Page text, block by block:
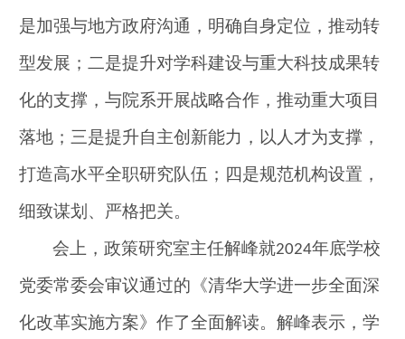
是加强与地方政府沟通，明确自身定位，推动转
型发展；二是提升对学科建设与重大科技成果转
化的支撑，与院系开展战略合作，推动重大项目
落地；三是提升自主创新能力，以人才为支撑，
打造高水平全职研究队伍；四是规范机构设置，
细致谋划、严格把关。
会上，政策研究室主任解峰就2024年底学校
党委常委会审议通过的《清华大学进一步全面深
化改革实施方案》作了全面解读。解峰表示，学